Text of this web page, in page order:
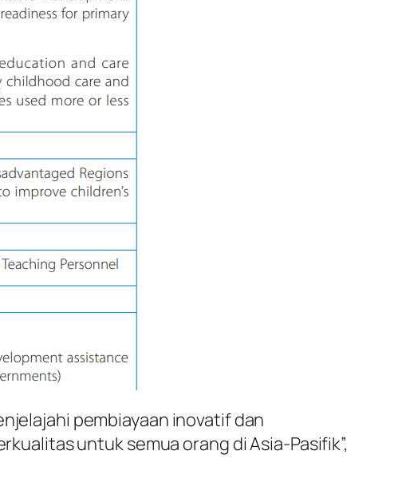
pembiayaan inovatif dan
untuk semua orang di Asia-Pasifik”,